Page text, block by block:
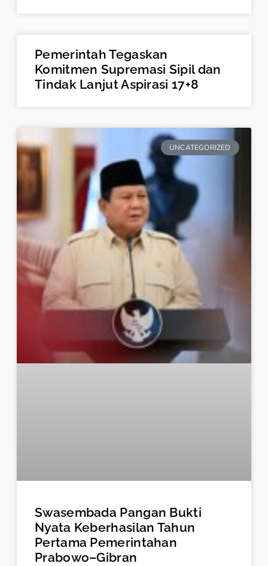
Pemerintah Tegaskan
Komitmen Supremasi Sipil dan
Tindak Lanjut Aspirasi 17+8
UNCATEGORIZED
Swasembada Pangan Bukti
Nyata Keberhasilan Tahun
Pertama Pemerintahan
Prabowo–Gibran